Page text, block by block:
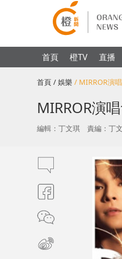
首頁 橙TV 直播
首頁 / 娛樂 / MIRROR演
MIRROR演
編輯：丁文琪 責編：丁